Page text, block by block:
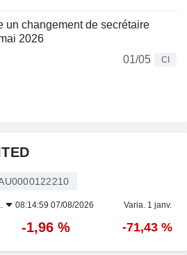
un changement de secrétaire
2026
01/05
CI
08:14:59 07/08/2026 Varia. 1 janv.
-1,96 % -71,43 %